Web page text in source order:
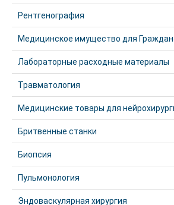
Рентгенография
Медицинское имущество для
Лабораторные расходные материалы
Травматология
Медицинские товары для
Бритвенные станки
Биопсия
Пульмонология
Эндоваскулярная хирургия